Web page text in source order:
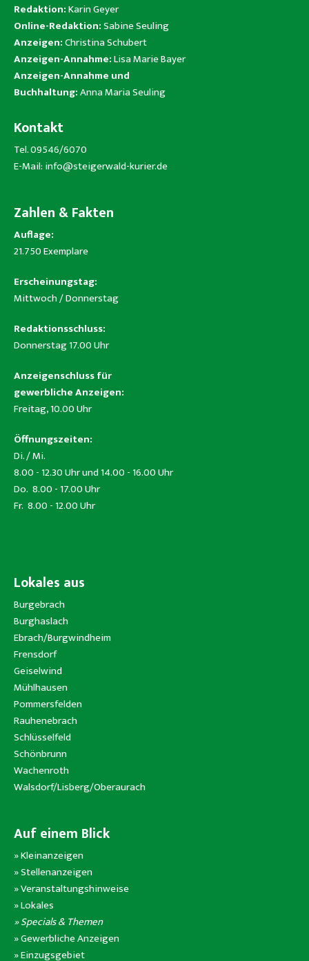
Redaktion:Karin Geyer
Online-Redaktion:Sabine Seuling
Anzeigen:Christina Schubert
Anzeigen-Annahme:Lisa Marie Bayer
Anzeigen-Annahme und
Buchhaltung:Anna Maria Seuling
Kontakt
Tel. 09546/6070
E-Mail: info@steigerwald-kurier.de
Zahlen & Fakten
Auflage:
21.750 Exemplare
Erscheinungstag:
Mittwoch / Donnerstag
Redaktionsschluss:
Donnerstag 17.00 Uhr
Anzeigenschluss für
gewerbliche Anzeigen:
Freitag, 10.00 Uhr
Öffnungszeiten:
Di. / Mi.
8.00 - 12.30 Uhr und 14.00 - 16.00 Uhr
Do. 8.00 - 17.00 Uhr
Fr. 8.00 - 12.00 Uhr
Lokales aus
Burgebrach
Burghaslach
Ebrach/Burgwindheim
Frensdorf
Geiselwind
Mühlhausen
Pommersfelden
Rauhenebrach
Schlüsselfeld
Schönbrunn
Wachenroth
Walsdorf/Lisberg/Oberaurach
Auf einem Blick
»Kleinanzeigen
»Stellenanzeigen
»Veranstaltungshinweise
»Lokales
» Specials & Themen
»Gewerbliche Anzeigen
»Einzugsgebiet